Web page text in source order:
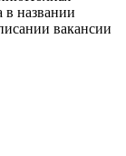
в названии
вакансии